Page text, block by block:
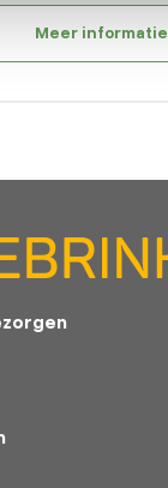
Meer informatie